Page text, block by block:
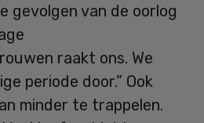
gevolgen van de oorlog
raakt ons. We
periode door.” Ook
minder te trappelen.